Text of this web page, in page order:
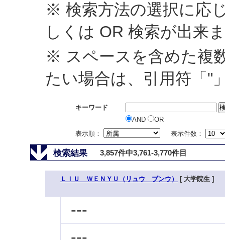
※ 検索方法の選択に応
しくは OR 検索が出来
※ スペースを含めた複
たい場合は、引用符「"
キーワード
AND
OR
表示順：
表示件数：
検索結果 3,857件中3,761-3,770件目
ＬＩＵ ＷＥＮＹＵ（リュウ ブンウ） [ 大学院生 ]
---